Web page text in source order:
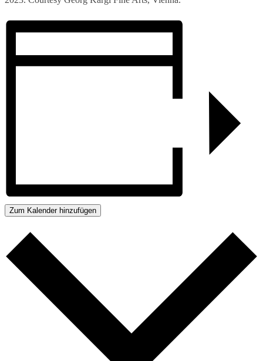
Zum Kalender hinzufügen